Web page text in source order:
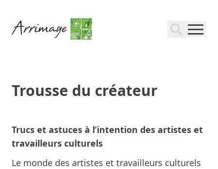
Trousse du créateur
Trucs et astuces à l’intention des artistes et
travailleurs culturels
Le monde des artistes et travailleurs culturels